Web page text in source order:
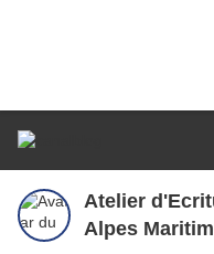
Atelier
Alpes